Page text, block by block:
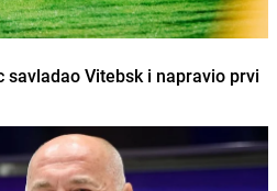
Vitebsk i napravio prvi